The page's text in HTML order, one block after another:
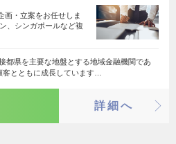
画・立案をお任せしま
、シンガポールなど複
都県を主要な地盤とする地域金融機関であ
とともに成長しています…
詳細へ